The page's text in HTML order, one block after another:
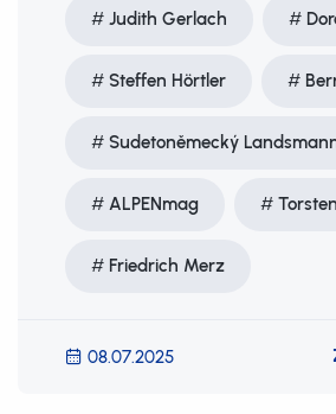
Judith Gerlach
Steffen Hörtler
Sudetoněmecký
ALPENmag
Friedrich Merz
08.07.2025